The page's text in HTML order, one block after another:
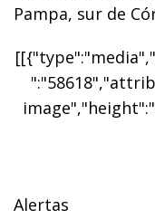
Pampa, sur de
Alertas